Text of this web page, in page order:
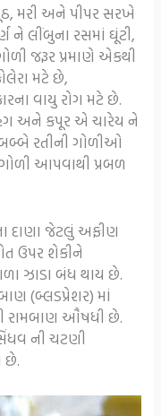
મરી અને પીપર સરખે
લીંબુના રસમાં ઘૂંટી,
જરૂર પ્રમાણે એકથી
મટે છે,
વાયુ રોગ મટે છે.
અને કપૂર એ ચારેય ને
રતીની ગોળીઓ
આપવાથી પ્રબળ
દાણા જેટલું અફીણ
ઉપર શેકીને
ઝાડા બંધ થાય છે.
(બ્લડપ્રેશર) માં
રામબાણ ઔષધી છે.
ની ચટણી
છે.